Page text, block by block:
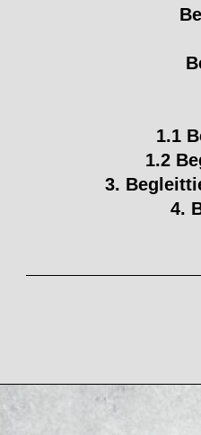
1.1
1.2
3.
4.